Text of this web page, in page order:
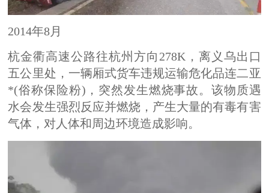
2014年8月
杭金衢高速公路往杭州方向278K，离义乌出口
五公里处，一辆厢式货车违规运输危化品连二亚
*(俗称保险粉)，突然发生燃烧事故。该物质遇
水会发生强烈反应并燃烧，产生大量的有毒有害
气体，对人体和周边环境造成影响。